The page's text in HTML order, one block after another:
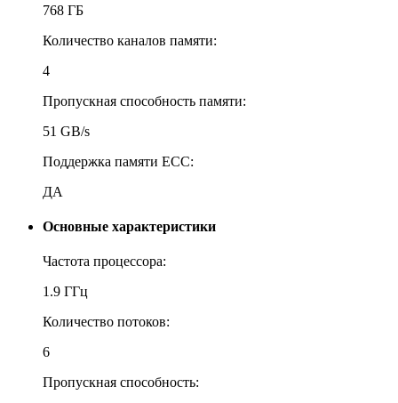
768 ГБ
Количество каналов памяти:
4
Пропускная способность памяти:
51 GB/s
Поддержка памяти ECC:
ДА
Основные характеристики
Частота процессора:
1.9 ГГц
Количество потоков:
6
Пропускная способность: